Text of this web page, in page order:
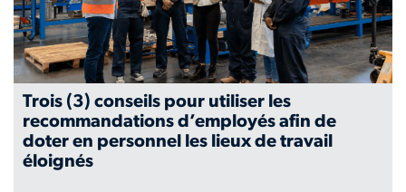
Trois (3) conseils pour utiliser les
recommandations d’employés afin de
doter en personnel les lieux de travail
éloignés